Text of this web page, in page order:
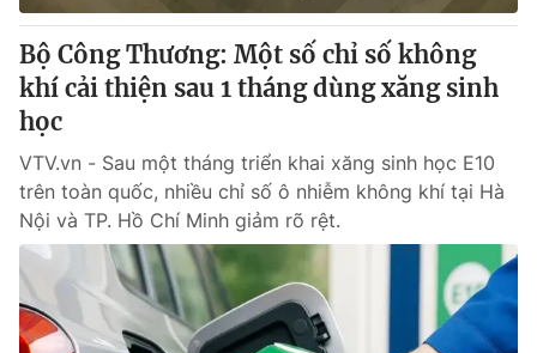
Bộ Công Thương: Một số chỉ số không
khí cải thiện sau 1 tháng dùng xăng sinh
học
VTV.vn - Sau một tháng triển khai xăng sinh học E10
trên toàn quốc, nhiều chỉ số ô nhiễm không khí tại Hà
Nội và TP. Hồ Chí Minh giảm rõ rệt.